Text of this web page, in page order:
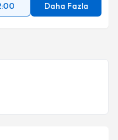
Daha Fazla